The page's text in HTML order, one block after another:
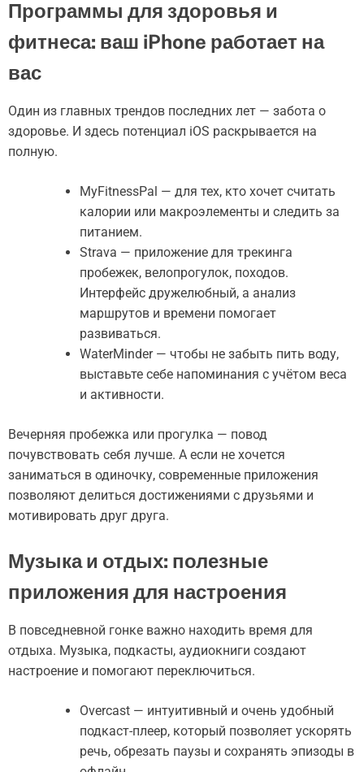
Программы для здоровья и
фитнеса: ваш iPhone работает на
вас
Один из главных трендов последних лет — забота о
здоровье. И здесь потенциал iOS раскрывается на
полную.
MyFitnessPal — для тех, кто хочет считать
калории или макроэлементы и следить за
питанием.
Strava — приложение для трекинга
пробежек, велопрогулок, походов.
Интерфейс дружелюбный, а анализ
маршрутов и времени помогает
развиваться.
WaterMinder — чтобы не забыть пить воду,
выставьте себе напоминания с учётом веса
и активности.
Вечерняя пробежка или прогулка — повод
почувствовать себя лучше. А если не хочется
заниматься в одиночку, современные приложения
позволяют делиться достижениями с друзьями и
мотивировать друг друга.
Музыка и отдых: полезные
приложения для настроения
В повседневной гонке важно находить время для
отдыха. Музыка, подкасты, аудиокниги создают
настроение и помогают переключиться.
Overcast — интуитивный и очень удобный
подкаст-плеер, который позволяет ускорять
речь, обрезать паузы и сохранять эпизоды в